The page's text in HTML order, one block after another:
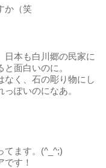
か（笑
日本も白川郷の民家に
面白いのに。
なく、石の彫り物にし
ぽいのになあ。
てます。(^_^;)
す！